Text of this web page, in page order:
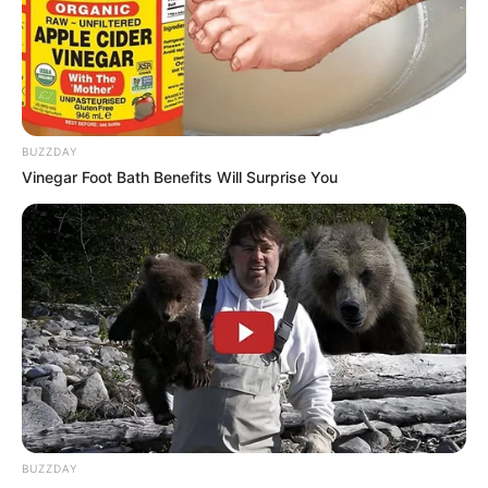
selbstverständlich.
Wir wünschen viel Spaß, beim Besuch des garantiert
interessanten und spannenden Park- und
Freizeitgeländes.
das Ausflugs- und Freizeitziel Grugapark in Essen:
www.grugapark.de
Dieses Ausflugsziel auf der Landkarte
Weiteres Angebot im Grugapark:
Grugaparktherme
Bei Wassertemperaturen von 32 °C kann
sowohl im Außenbecken als auch im
BUZZDAY
Vinegar Foot Bath Benefits Will Surprise You
BUZZDAY